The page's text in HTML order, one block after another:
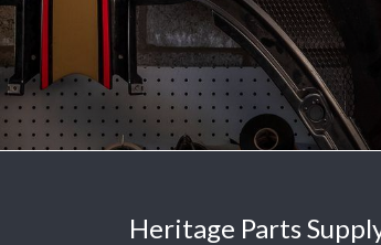
Heritage Parts